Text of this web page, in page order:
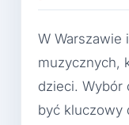
W Warszawie
muzycznych,
dzieci. Wybór
być kluczowy